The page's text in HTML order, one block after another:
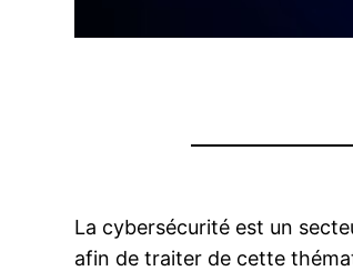
La cybersécurité est un
afin de traiter de cette